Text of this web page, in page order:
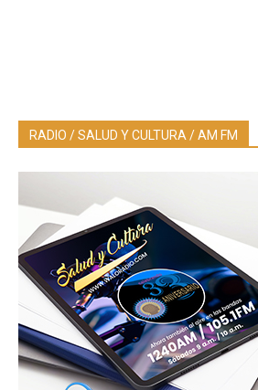
RADIO / SALUD Y CULTURA / AM FM